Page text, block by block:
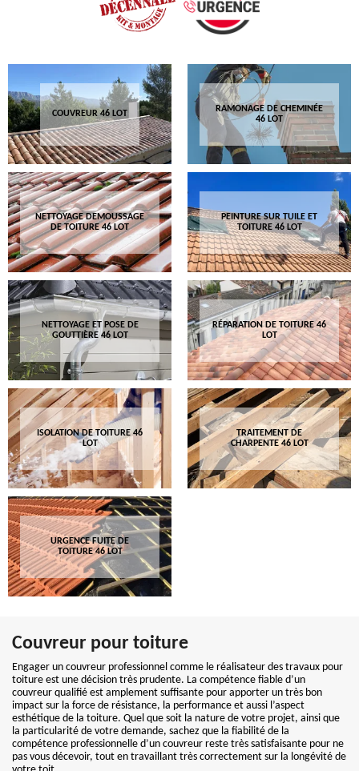
COUVREUR 46 LOT
RAMONAGE DE CHEMINÉE
46 LOT
NETTOYAGE DEMOUSSAGE
DE TOITURE 46 LOT
PEINTURE SUR TUILE ET
TOITURE 46 LOT
NETTOYAGE ET POSE DE
GOUTTIÈRE 46 LOT
RÉPARATION DE TOITURE 46
LOT
ISOLATION DE TOITURE 46
LOT
TRAITEMENT DE
CHARPENTE 46 LOT
URGENCE FUITE DE
TOITURE 46 LOT
Couvreur pour toiture
Engager un couvreur professionnel comme le réalisateur des travaux pour
toiture est une décision très prudente. La compétence fiable d’un
couvreur qualifié est amplement suffisante pour apporter un très bon
impact sur la force de résistance, la performance et aussi l’aspect
esthétique de la toiture. Quel que soit la nature de votre projet, ainsi que
la particularité de votre demande, sachez que la fiabilité de la
compétence professionnelle d’un couvreur reste très satisfaisante pour ne
pas vous décevoir, tout en travaillant très correctement sur la longévité de